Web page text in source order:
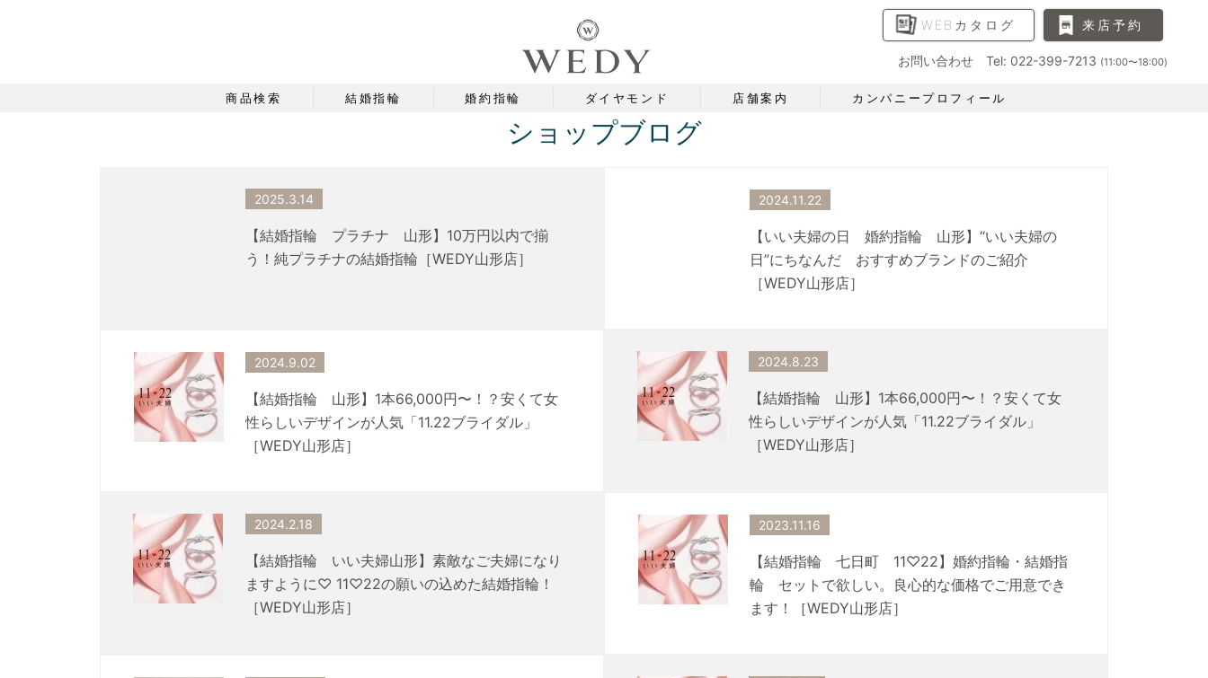
WEBカタログ 来店予約
お問い合わせ Tel: 022-399-7213 (11:00〜18:00)
商品検索 結婚指輪 婚約指輪 ダイヤモンド 店舗案内 カンパニープロフィール
ショップブログ
2025.3.14
【結婚指輪 プラチナ 山形】10万円以内で揃
う！純プラチナの結婚指輪［WEDY山形店］
2024.11.22
【いい夫婦の日 婚約指輪 山形】“いい夫婦の
日”にちなんだ おすすめブランドのご紹介
［WEDY山形店］
2024.9.02
【結婚指輪 山形】1本66,000円〜！？安くて女
性らしいデザインが人気「11.22ブライダル」
［WEDY山形店］
2024.8.23
【結婚指輪 山形】1本66,000円〜！？安くて女
性らしいデザインが人気「11.22ブライダル」
［WEDY山形店］
2024.2.18
【結婚指輪 いい夫婦山形】素敵なご夫婦になり
ますように♡ 11♡22の願いの込めた結婚指輪！
［WEDY山形店］
2023.11.16
【結婚指輪 七日町 11♡22】婚約指輪・結婚指
輪 セットで欲しい。良心的な価格でご用意でき
ます！［WEDY山形店］